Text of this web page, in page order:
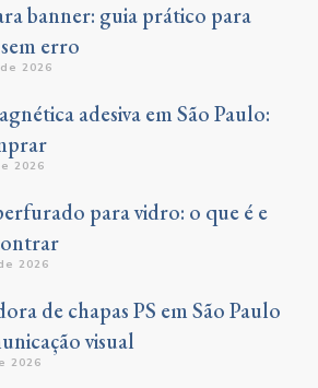
banner: guia prático para
erro
2026
adesiva em São Paulo:
2026
para vidro: o que é e
2026
de chapas PS em São Paulo
visual
2026